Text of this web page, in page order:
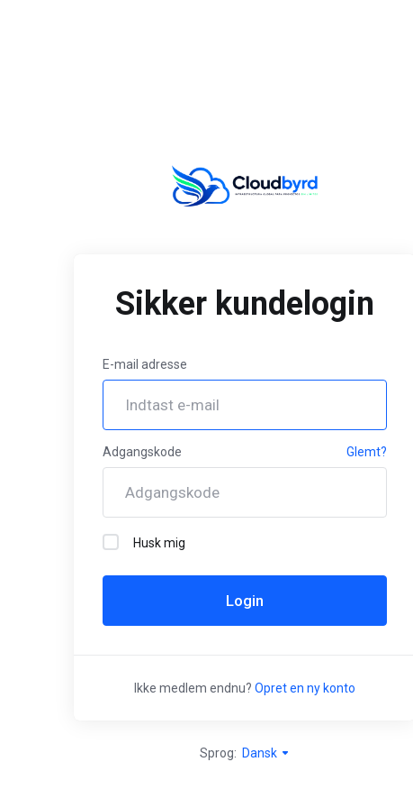
Sikker kundelogin
E-mail adresse
Adgangskode Glemt?
Husk mig
Login
Ikke medlem endnu? Opret en ny konto
Sprog: Dansk